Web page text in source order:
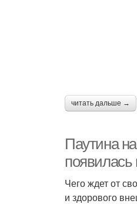
читать дальше →
Паутина
появилась
Чего ждет от
и здорового